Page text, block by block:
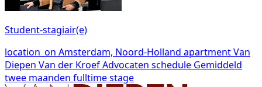
Student-stagiair(e)
location_on Amsterdam, Noord-Holland apartmentVan
Diepen Van der Kroef Advocaten schedule Gemiddeld
twee maanden fulltime stage